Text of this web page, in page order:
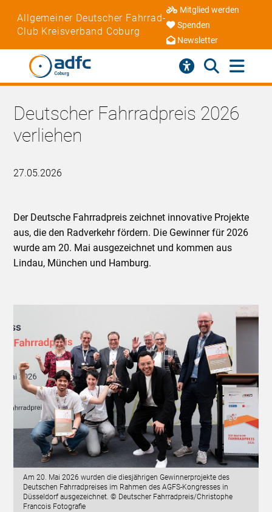
Allgemeiner Deutscher Fahrrad-
Club Kreisverband Coburg
Mitglied werden
Spenden
Newsletter
Deutscher Fahrradpreis 2026
verliehen
27.05.2026
Der Deutsche Fahrradpreis zeichnet innovative Projekte
aus, die den Radverkehr fördern. Die Gewinner für 2026
wurde am 20. Mai ausgezeichnet und kommen aus
Lindau, München und Hamburg.
Am 20. Mai 2026 wurden die diesjährigen Gewinnerprojekte des
Deutschen Fahrradpreises im Rahmen des AGFS-Kongresses in
Düsseldorf ausgezeichnet. © Deutscher Fahrradpreis/Christophe
Francois Fotografie